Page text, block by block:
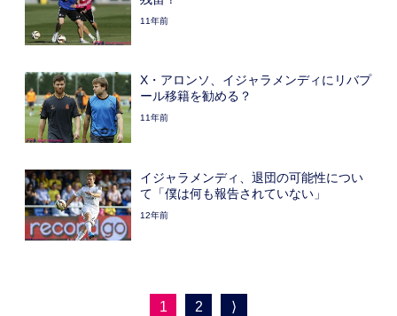
11年前
X・アロンソ、イジャラメンディにリバプ
ール移籍を勧める？
11年前
イジャラメンディ、退団の可能性につい
て「僕は何も報告されていない」
12年前
1 2 ⟩